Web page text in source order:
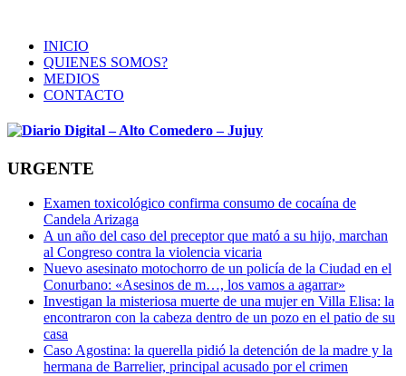
INICIO
QUIENES SOMOS?
MEDIOS
CONTACTO
URGENTE
Examen toxicológico confirma consumo de cocaína de
Candela Arizaga
A un año del caso del preceptor que mató a su hijo, marchan
al Congreso contra la violencia vicaria
Nuevo asesinato motochorro de un policía de la Ciudad en el
Conurbano: «Asesinos de m…, los vamos a agarrar»
Investigan la misteriosa muerte de una mujer en Villa Elisa: la
encontraron con la cabeza dentro de un pozo en el patio de su
casa
Caso Agostina: la querella pidió la detención de la madre y la
hermana de Barrelier, principal acusado por el crimen